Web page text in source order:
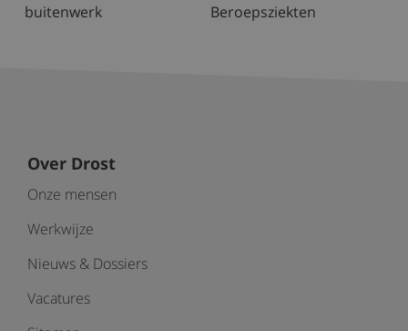
buitenwerk
Beroepsziekten
Over Drost
Onze mensen
Werkwijze
Nieuws & Dossiers
Vacatures